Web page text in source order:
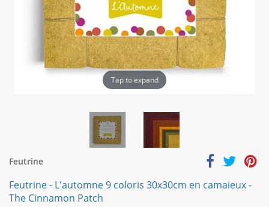
Tap to expand
Feutrine
Feutrine - L'automne 9 coloris 30x30cm en camaieux -
The Cinnamon Patch